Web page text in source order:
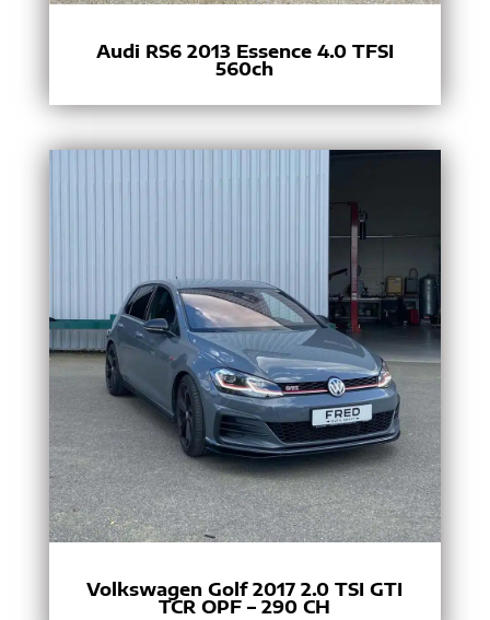
Audi RS6 2013 Essence 4.0 TFSI
560ch
Volkswagen Golf 2017 2.0 TSI GTI
TCR OPF – 290 CH